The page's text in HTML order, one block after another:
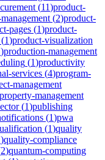
(11)product-
(2)product-
pages (1)product-
(1)product-visualization
)production-management
(1)productivity
services (4)program-
management
property-management
(1)publishing
(1)pwa
(1)quality
)quality-compliance
2)quantum-computing